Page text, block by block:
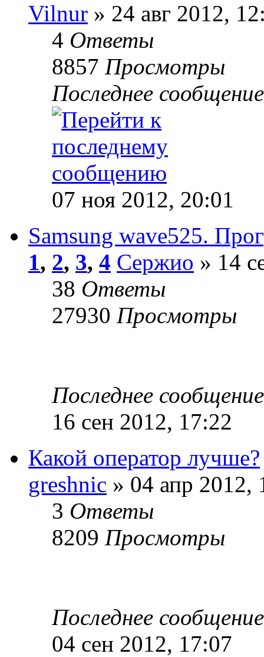
Vilnur » 24 авг 2012,
4 Ответы
8857 Просмотры
Последнее
07 ноя 2012, 20:01
Samsung wave525.
1, 2, 3, 4 Сержио » 14
38 Ответы
27930 Просмотры
Последнее
16 сен 2012, 17:22
Какой оператор лучше?
greshnic » 04 апр 2012,
3 Ответы
8209 Просмотры
Последнее
04 сен 2012, 17:07